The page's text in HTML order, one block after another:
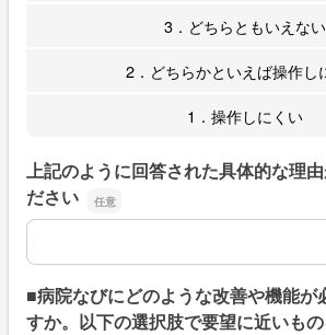
3．どちらともいえない
2．どちらかといえば操作し
1．操作しにくい
上記のように回答された具体的な理
ださい
上記のように回答された具体的な理
■病院なびにどのような改善や機能が
すか。以下の選択肢で要望に近いも